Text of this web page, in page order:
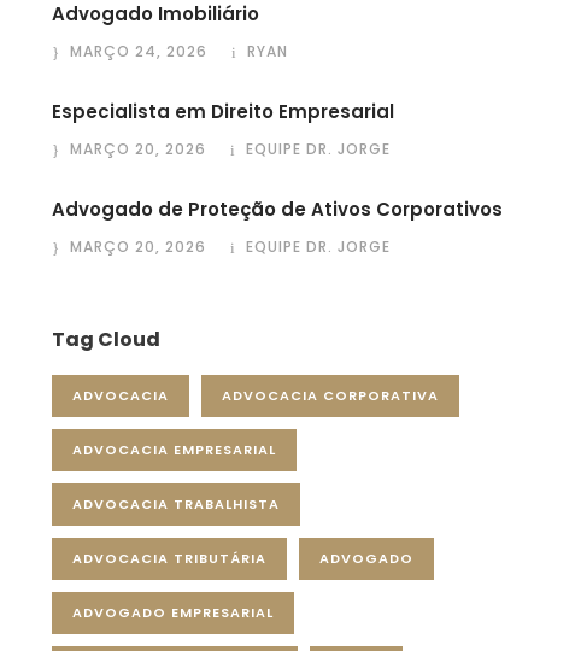
Advogado Imobiliário
MARÇO 24, 2026 RYAN
Especialista em Direito Empresarial
MARÇO 20, 2026 EQUIPE DR. JORGE
Advogado de Proteção de Ativos Corporativos
MARÇO 20, 2026 EQUIPE DR. JORGE
Tag Cloud
ADVOCACIA ADVOCACIA CORPORATIVA
ADVOCACIA EMPRESARIAL
ADVOCACIA TRABALHISTA
ADVOCACIA TRIBUTÁRIA ADVOGADO
ADVOGADO EMPRESARIAL